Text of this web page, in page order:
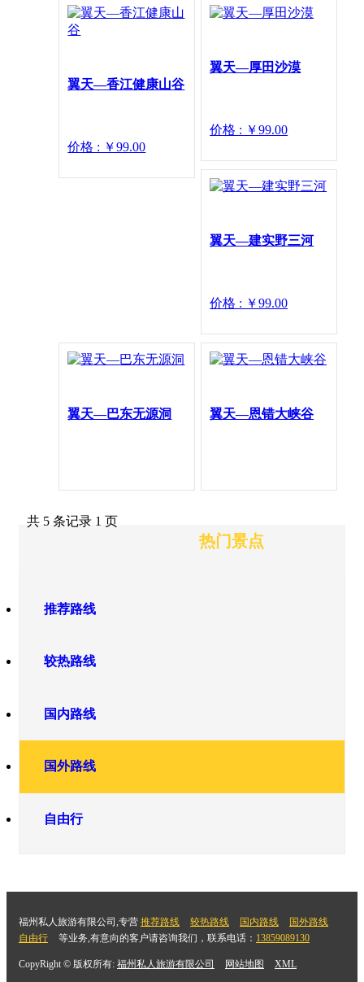
翼天—香江健康山谷
价格 : ￥99.00
翼天—厚田沙漠
价格 : ￥99.00
翼天—建实野三河
价格 : ￥99.00
翼天—巴东无源洞 翼天—恩错大峡谷
共 5 条记录 1 页
热门景点
推荐路线
较热路线
国内路线
国外路线
自由行
福州私人旅游有限公司,专营 推荐路线 较热路线 国内路线
国外路线
自由行
等业务,有意向的客户请咨询我们，联系电话： 13859089130
CopyRight © 版权所有: 福州私人旅游有限公司 网站地图 XML